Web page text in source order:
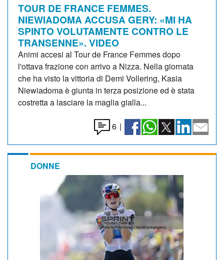
TOUR DE FRANCE FEMMES.
NIEWIADOMA ACCUSA GERY: «MI HA
SPINTO VOLUTAMENTE CONTRO LE
TRANSENNE». VIDEO
Animi accesi al Tour de France Femmes dopo
l'ottava frazione con arrivo a Nizza. Nella giornata
che ha visto la vittoria di Demi Vollering, Kasia
Niewiadoma è giunta in terza posizione ed è stata
costretta a lasciare la maglia gialla...
6 |
DONNE